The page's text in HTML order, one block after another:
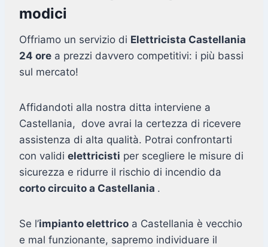
modici
Offriamo un servizio di Elettricista Castellania
24 ore a prezzi davvero competitivi: i più bassi
sul mercato!
Affidandoti alla nostra ditta interviene a
Castellania, dove avrai la certezza di ricevere
assistenza di alta qualità. Potrai confrontarti
con validi elettricisti per scegliere le misure di
sicurezza e ridurre il rischio di incendio da
corto circuito a Castellania .
Se l’impianto elettrico a Castellania è vecchio
e mal funzionante, sapremo individuare il